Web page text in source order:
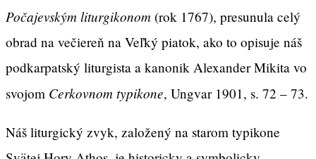
Počajevským liturgikonom (rok 1767), presunula celý
obrad na večiereň na Veľký piatok, ako to opisuje náš
podkarpatský liturgista a kanonik Alexander Mikita vo
svojom Cerkovnom typikone, Ungvar 1901, s. 72 – 73.
Náš liturgický zvyk, založený na starom typikone